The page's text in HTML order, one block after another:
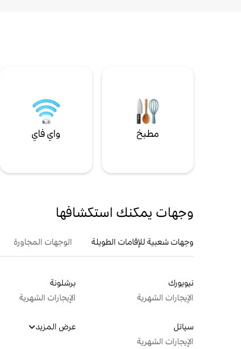
مطبخ واي فاي
وجهات يمكنك استكشافها
وجهات شعبية للإقامات الطويلة الوجهات المجاورة
نيويورك
الإيجارات الشهرية
برشلونة
الإيجارات الشهرية
سياتل
الإيجارات الشهرية
عرض المزيد